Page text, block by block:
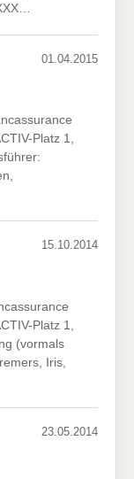
01.04.2015
Platz 1,
15.10.2014
Platz 1,
(vormals
Iris,
23.05.2014